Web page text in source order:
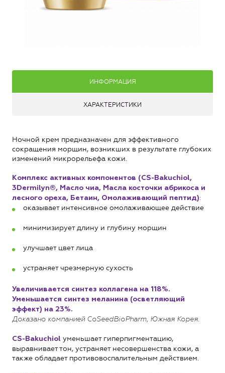
ИНФОРМАЦИЯ
ХАРАКТЕРИСТИКИ
Ночной крем предназначен для эффективного
сокращения морщин, возникших в результате глубоких
изменений микрорельефа кожи.
Комплекс активных компонентов (CS-Bakuchiol,
3Dermilyn®, Масло чиа, Масла косточки абрикоса и
лесного ореха, Бетаин, Омолаживающий пептид):
оказывает интенсивное омолаживающее действие
минимизирует длину и глубину морщин
улучшает цвет лица
устраняет чрезмерную сухость
Увеличивается синтез коллагена на 118%.
Уменьшается синтез меланина (осветляющий
эффект) на 23%.
Доказано компанией CoSeedBioPharm, Южная Корея.
CS-Bakuchiol уменьшает гиперпигментацию,
выравнивает тон, устраняет несовершенства кожи, а
также обладает противовоспалительным действием.